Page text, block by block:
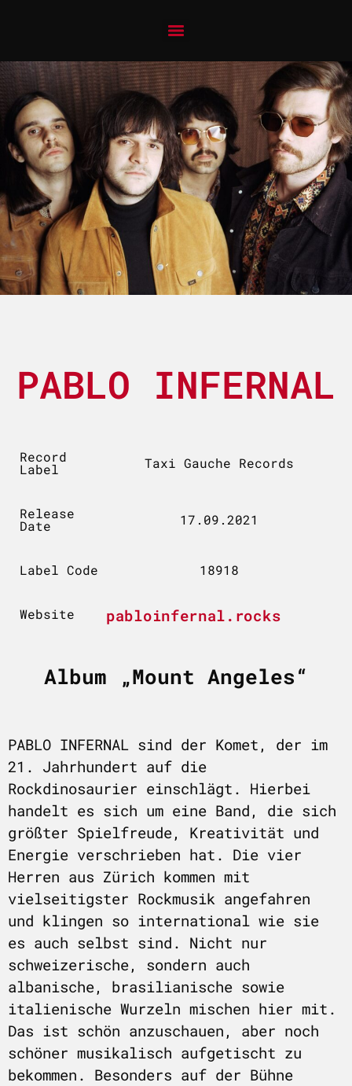
PABLO INFERNAL
Record
Label Taxi Gauche Records
Release
Date 17.09.2021
Label Code 18918
Website pabloinfernal.rocks
Album „Mount Angeles“
PABLO INFERNAL sind der Komet, der im
21. Jahrhundert auf die
Rockdinosaurier einschlägt. Hierbei
handelt es sich um eine Band, die sich
größter Spielfreude, Kreativität und
Energie verschrieben hat. Die vier
Herren aus Zürich kommen mit
vielseitigster Rockmusik angefahren
und klingen so international wie sie
es auch selbst sind. Nicht nur
schweizerische, sondern auch
albanische, brasilianische sowie
italienische Wurzeln mischen hier mit.
Das ist schön anzuschauen, aber noch
schöner musikalisch aufgetischt zu
bekommen. Besonders auf der Bühne